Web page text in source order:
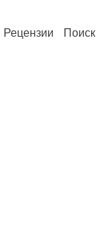
Рецензии Поиск